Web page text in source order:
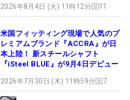
2026年8月4日 (火) 11時12分 11
米国フィッティング現場で人気のプ
レミアムブランド『ACCRA』が日
本上陸！ 新スチールシャフト
『iSteel BLUE』が9月4日デビュー
2026年7月30日 (木) 11時59分 7